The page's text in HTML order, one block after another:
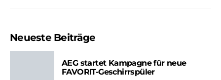
Neueste Beiträge
AEG startet Kampagne für neue
FAVORIT-Geschirrspüler